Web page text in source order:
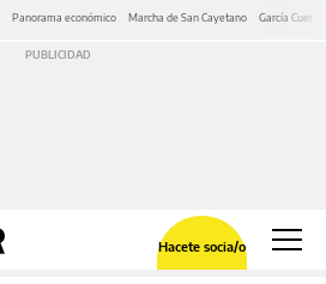
Panorama económico Marcha de San Cayetano García Cuerva
Hacete socia/o